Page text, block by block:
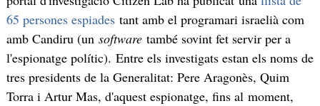
65 persones espiadestant amb el programari israelià com
amb Candiru (un softwaretambé sovint fet servir per a
l'espionatge polític). Entre els investigats estan els noms de
tres presidents de la Generalitat: Pere Aragonès, Quim
Torra i Artur Mas, d'aquest espionatge, fins al moment,